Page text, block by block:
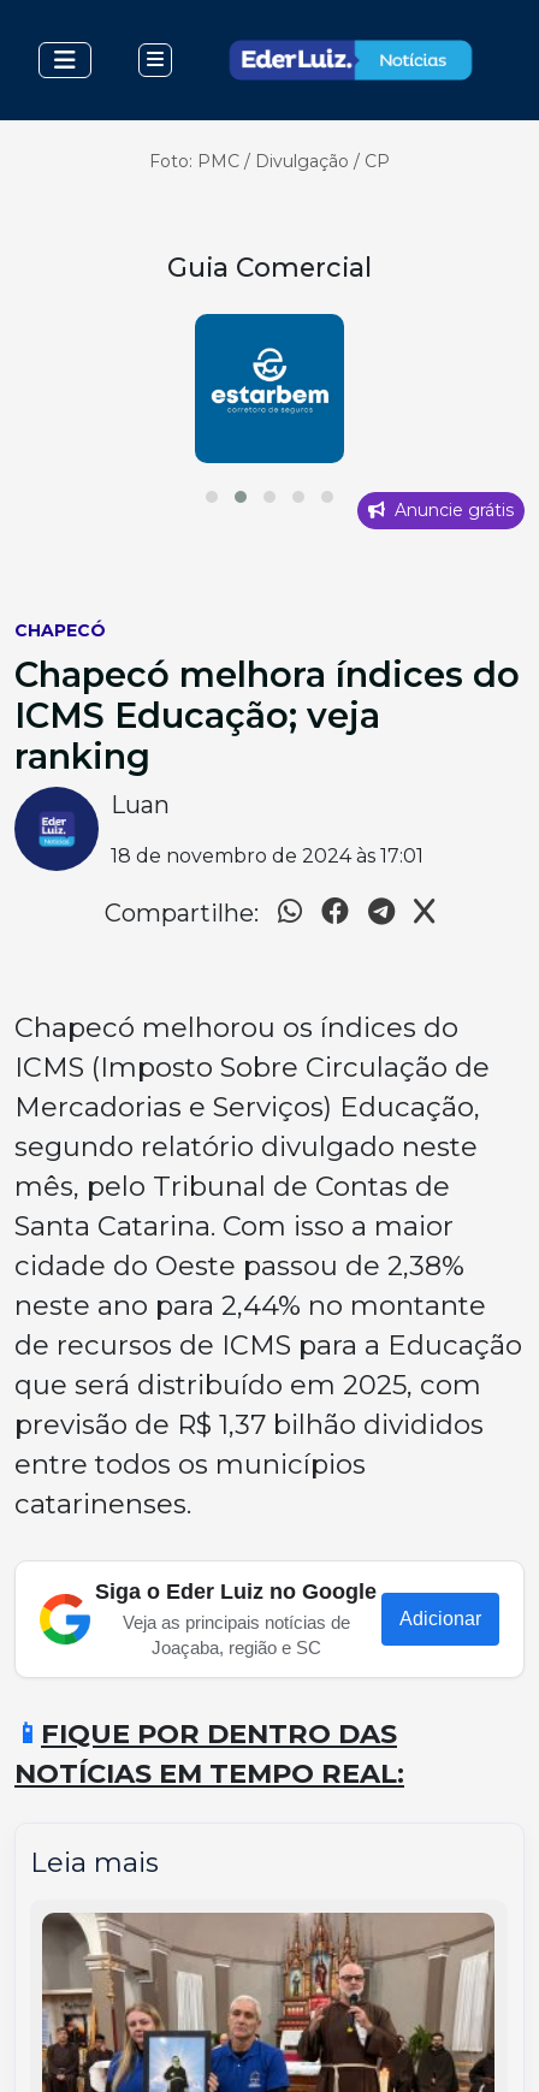
Foto: PMC / Divulgação / CP
Guia Comercial
Anuncie grátis
CHAPECÓ
Chapecó melhora índices do
ICMS Educação; veja
ranking
Luan
18 de novembro de 2024 às 17:01
Compartilhe:
Chapecó melhorou os índices do
ICMS (Imposto Sobre Circulação de
Mercadorias e Serviços) Educação,
segundo relatório divulgado neste
mês, pelo Tribunal de Contas de
Santa Catarina. Com isso a maior
cidade do Oeste passou de 2,38%
neste ano para 2,44% no montante
de recursos de ICMS para a Educação
que será distribuído em 2025, com
previsão de R$ 1,37 bilhão divididos
entre todos os municípios
catarinenses.
Siga o Eder Luiz no Google
Veja as principais notícias de
Joaçaba, região e SC
Adicionar
📱 FIQUE POR DENTRO DAS
NOTÍCIAS EM TEMPO REAL:
Leia mais